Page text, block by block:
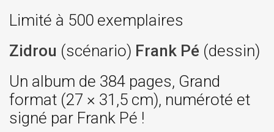
Limité à 500 exemplaires
Zidrou (scénario) Frank Pé (dessin)
Un album de 384 pages, Grand
format (27 × 31,5 cm), numéroté et
signé par Frank Pé !